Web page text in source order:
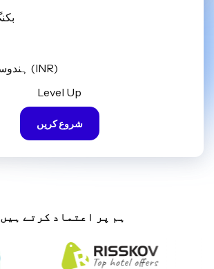
ہندوستانی قیمت (INR)
Level Up
شروع کریں
ہم پر اعتماد کرتے